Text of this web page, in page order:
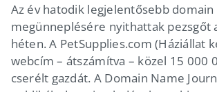
Az év hatodik legjelentősebb
megünneplésére nyithattak pezsgőt
héten. A PetSupplies.com (Háziállat
webcím – átszámítva – közel 15 000
cserélt gazdát. A Domain Name